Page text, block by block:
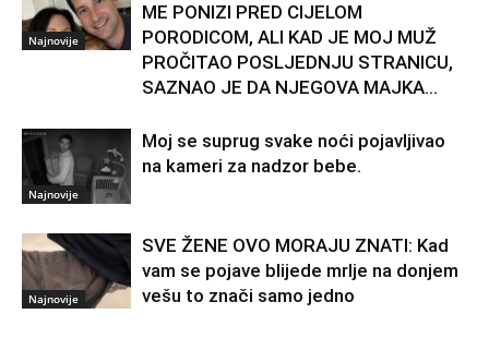
Najnovije
ME PONIZI PRED CIJELOM
PORODICOM, ALI KAD JE MOJ MUŽ
PROČITAO POSLJEDNJU STRANICU,
SAZNAO JE DA NJEGOVA MAJKA...
Najnovije
Moj se suprug svake noći pojavljivao
na kameri za nadzor bebe.
Najnovije
SVE ŽENE OVO MORAJU ZNATI: Kad
vam se pojave blijede mrlje na donjem
vešu to znači samo jedno